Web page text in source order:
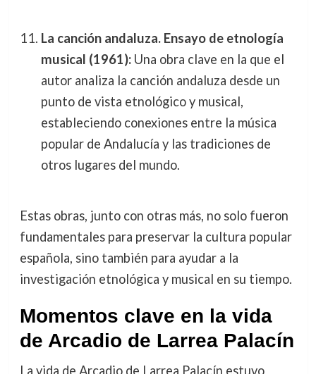
La canción andaluza. Ensayo de etnología
musical (1961):Una obra clave en la que el
autor analiza la canción andaluza desde un
punto de vista etnológico y musical,
estableciendo conexiones entre la música
popular de Andalucía y las tradiciones de
otros lugares del mundo.
Estas obras, junto con otras más, no solo fueron
fundamentales para preservar la cultura popular
española, sino también para ayudar a la
investigación etnológica y musical en su tiempo.
Momentos clave en la vida
de Arcadio de Larrea Palacín
La vida de Arcadio de Larrea Palacín estuvo